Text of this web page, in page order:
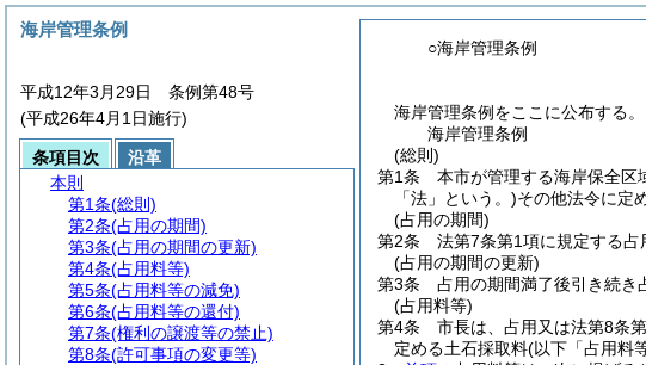
○海岸管理条例
海岸管理条例をここに公布する。
海岸管理条例
(総則)
第1条
本市が管理する海岸保全区
「法」という。)その他法令に定
(占用の期間)
第2条
法第7条第1項に規定する占
(占用の期間の更新)
第3条
占用の期間満了後引き続き
(占用料等)
第4条
市長は、占用又は法第8条
定める土石採取料(以下「占用料
海岸管理条例
平成12年3月29日 条例第48号
(平成26年4月1日施行)
条項目次
沿革
本則
第1条(総則)
第2条(占用の期間)
第3条(占用の期間の更新)
第4条(占用料等)
第5条(占用料等の減免)
第6条(占用料等の還付)
第7条(権利の譲渡等の禁止)
第8条(許可事項の変更等)